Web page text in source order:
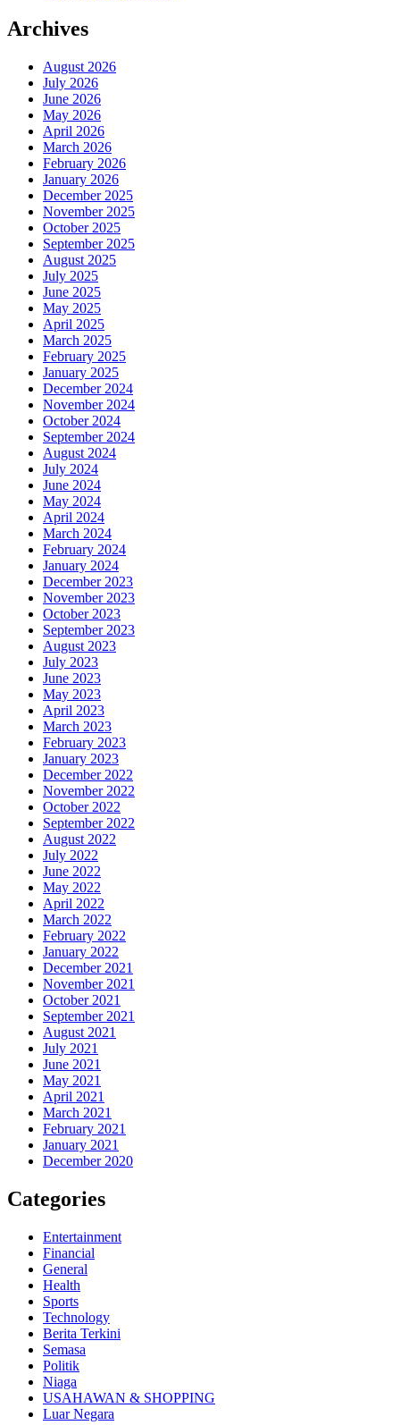
Archives
August 2026
July 2026
June 2026
May 2026
April 2026
March 2026
February 2026
January 2026
December 2025
November 2025
October 2025
September 2025
August 2025
July 2025
June 2025
May 2025
April 2025
March 2025
February 2025
January 2025
December 2024
November 2024
October 2024
September 2024
August 2024
July 2024
June 2024
May 2024
April 2024
March 2024
February 2024
January 2024
December 2023
November 2023
October 2023
September 2023
August 2023
July 2023
June 2023
May 2023
April 2023
March 2023
February 2023
January 2023
December 2022
November 2022
October 2022
September 2022
August 2022
July 2022
June 2022
May 2022
April 2022
March 2022
February 2022
January 2022
December 2021
November 2021
October 2021
September 2021
August 2021
July 2021
June 2021
May 2021
April 2021
March 2021
February 2021
January 2021
December 2020
Categories
Entertainment
Financial
General
Health
Sports
Technology
Berita Terkini
Semasa
Politik
Niaga
USAHAWAN & SHOPPING
Luar Negara